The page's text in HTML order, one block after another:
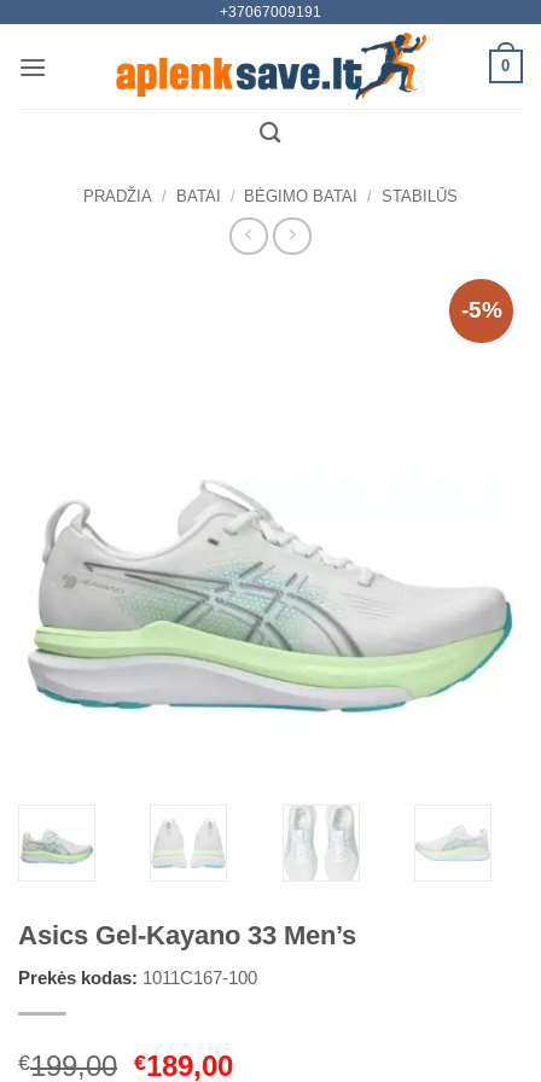
content
+37067009191
0
PRADŽIA / BATAI / BĖGIMO BATAI / STABILŪS
-5%
Asics Gel-Kayano 33 Men’s
Prekės kodas: 1011C167-100
€199,00 Original
€189,00Current